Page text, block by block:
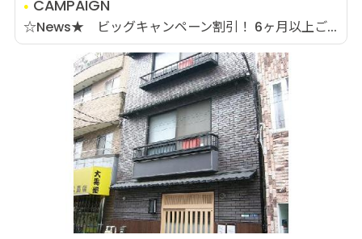
CAMPAIGN
☆News★ ビッグキャンペーン割引！ 6ヶ月以上ご...